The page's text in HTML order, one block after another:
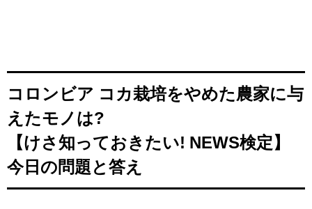
コロンビア コカ栽培をやめた農家に与
えたモノは?
【けさ知っておきたい! NEWS検定】
今日の問題と答え